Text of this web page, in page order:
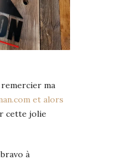
ma
et alors
cette jolie
à